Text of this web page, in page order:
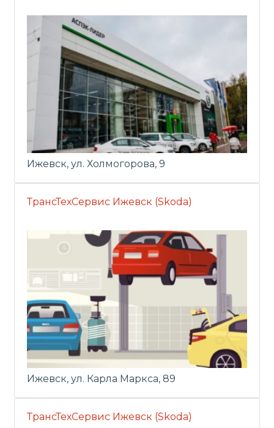
Ижевск, ул. Холмогорова, 9
ТрансТехСервис Ижевск (Skoda)
Ижевск, ул. Карла Маркса, 89
ТрансТехСервис Ижевск (Skoda)